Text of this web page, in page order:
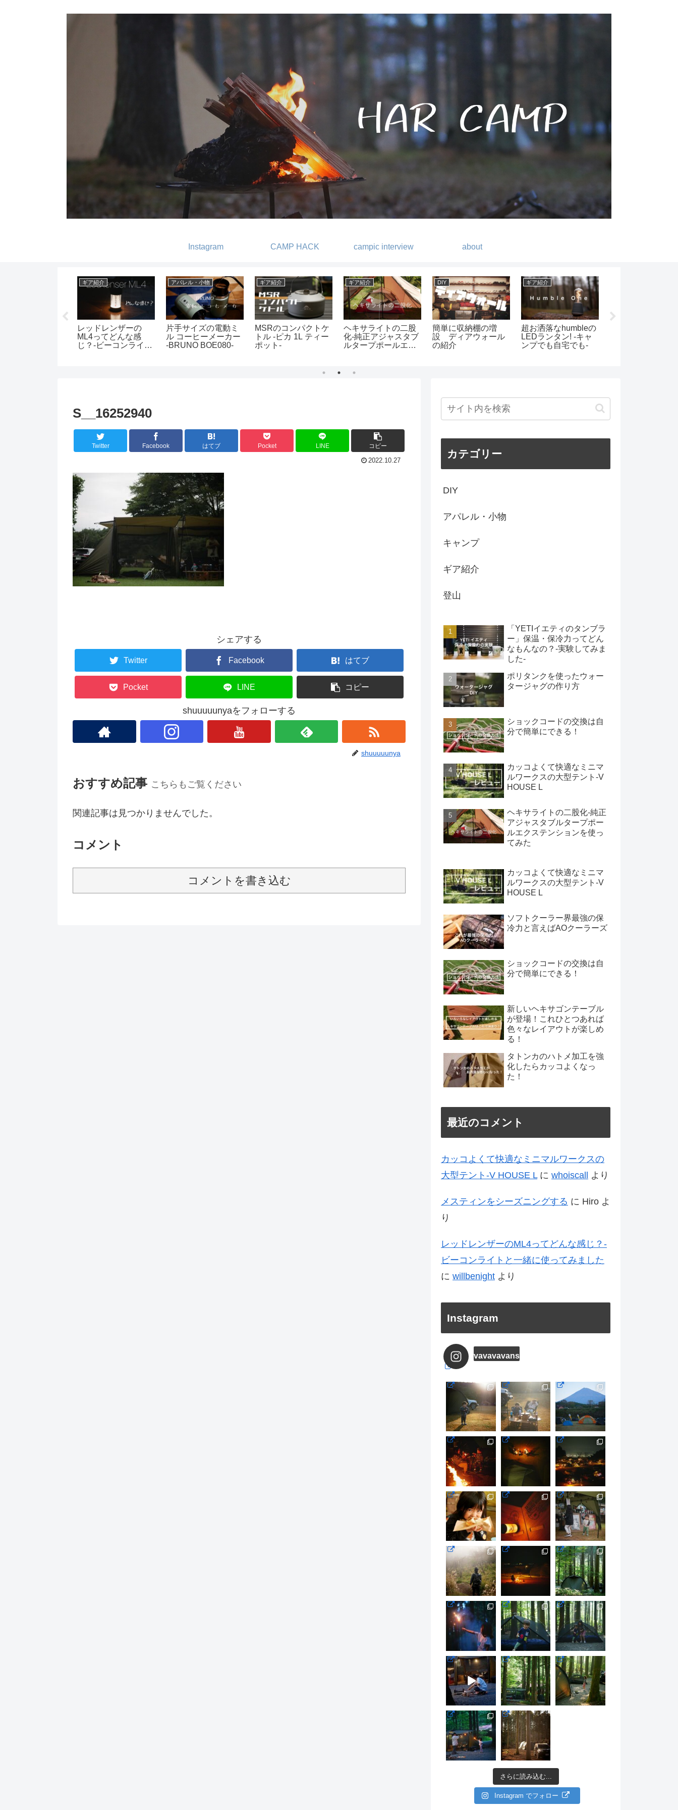
Instagram CAMP HACK campic interview about
ギア紹介
暖をとれて見た目も
オシャレなストーブ-
レインボーストーブ
キャンプ
湖畔でゆっくりキャ
ンプ -キャンプビレッ
ジ・ノーム
ギア紹介
寝袋の買い替えは不
要かも？コンプレッ
ションバッグの威
キャンプ
噂通りのオーシャン
ビュー -夕陽ヶ丘キャ
ンプ場-
キャンプ
朝霧ジャンボリーオ
ートキャンプ場で節
約キャンプ
ギア紹介
Keyniceの首振り機
能付き卓上扇風機が
すごい
S__16252940
Twitter Facebook はてブ Pocket LINE コピー
2022.10.27
シェアする
Twitter Facebook はてブ
Pocket LINE コピー
shuuuuunyaをフォローする
shuuuuunya
おすすめ記事 こちらもご覧ください
関連記事は見つかりませんでした。
コメント
コメントを書き込む
カテゴリー
DIY
アパレル・小物
キャンプ
ギア紹介
登山
「YETIイエティのタンブラ
ー」保温・保冷力ってどん
なもんなの？-実験してみま
した-
ポリタンクを使ったウォー
タージャグの作り方
ショックコードの交換は自
分で簡単にできる！
カッコよくて快適なミニマ
ルワークスの大型テント-V
HOUSE L
ヘキサライトの二股化-純正
アジャスタブルタープポー
ルエクステンションを使っ
てみた
カッコよくて快適なミニマ
ルワークスの大型テント-V
HOUSE L
ソフトクーラー界最強の保
冷力と言えばAOクーラーズ
ショックコードの交換は自
分で簡単にできる！
新しいヘキサゴンテーブル
が登場！これひとつあれば
色々なレイアウトが楽しめ
る！
タトンカのハトメ加工を強
化したらカッコよくなっ
た！
最近のコメント
カッコよくて快適なミニマルワークスの
大型テント-V HOUSE Lに whoiscall より
メスティンをシーズニングする に Hiro よ
り
レッドレンザーのML4ってどんな感じ？-
ビーコンライトと一緒に使ってみました
に willbenight より
Instagram
vavavavans
さらに読み込む...
Instagram でフォロー